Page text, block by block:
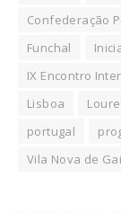
Confederação
Funchal
IX Encontro
Lisboa
portugal
Vila Nova de